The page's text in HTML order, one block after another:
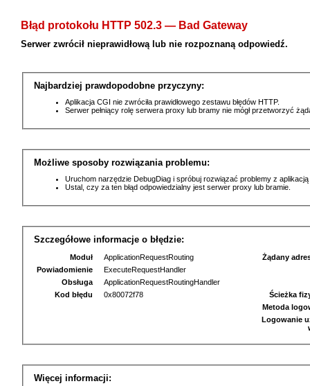
Błąd protokołu HTTP 502.3 — Bad Gateway
Serwer zwrócił nieprawidłową lub nie rozpoznaną odpowiedź.
Najbardziej prawdopodobne przyczyny:
Aplikacja CGI nie zwróciła prawidłowego zestawu błędów HTTP.
Serwer pełniący rolę serwera proxy lub bramy nie mógł przetworzyć
Możliwe sposoby rozwiązania problemu:
Uruchom narzędzie DebugDiag i spróbuj rozwiązać problemy z
Ustal, czy za ten błąd odpowiedzialny jest serwer proxy lub bramie.
Szczegółowe informacje o błędzie:
Moduł
ApplicationRequestRouting
Powiadomienie
ExecuteRequestHandler
Obsługa
ApplicationRequestRoutingHandler
Kod błędu
0x80072f78
Żądany
Ścieżka
Metoda
Logowanie
Więcej informacji: